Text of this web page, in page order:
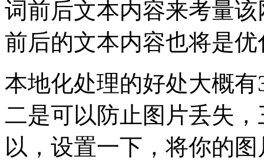
词前后文本内容来考量
前后的文本内容也将是
本地化处理的好处大概
二是可以防止图片丢失
以，设置一下，将你的